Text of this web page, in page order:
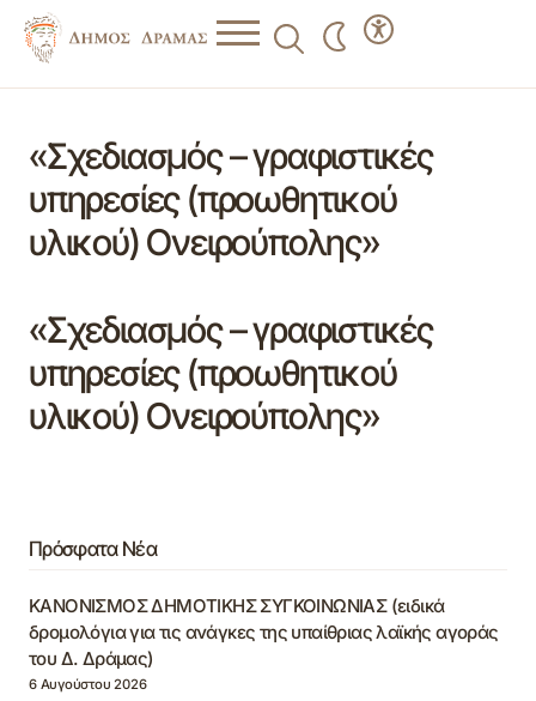
«Σχεδιασμός – γραφιστικές
υπηρεσίες (προωθητικού
υλικού) Ονειρούπολης»
«Σχεδιασμός – γραφιστικές
υπηρεσίες (προωθητικού
υλικού) Ονειρούπολης»
Πρόσφατα Νέα
ΚΑΝΟΝΙΣΜΟΣ ΔΗΜΟΤΙΚΗΣ ΣΥΓΚΟΙΝΩΝΙΑΣ (ειδικά
δρομολόγια για τις ανάγκες της υπαίθριας λαϊκής αγοράς
του Δ. Δράμας)
6 Αυγούστου 2026